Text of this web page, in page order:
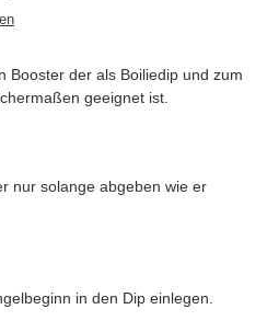
Booster der als Boiliedip und zum
geeignet ist.
nur solange abgeben wie er
in den Dip einlegen.